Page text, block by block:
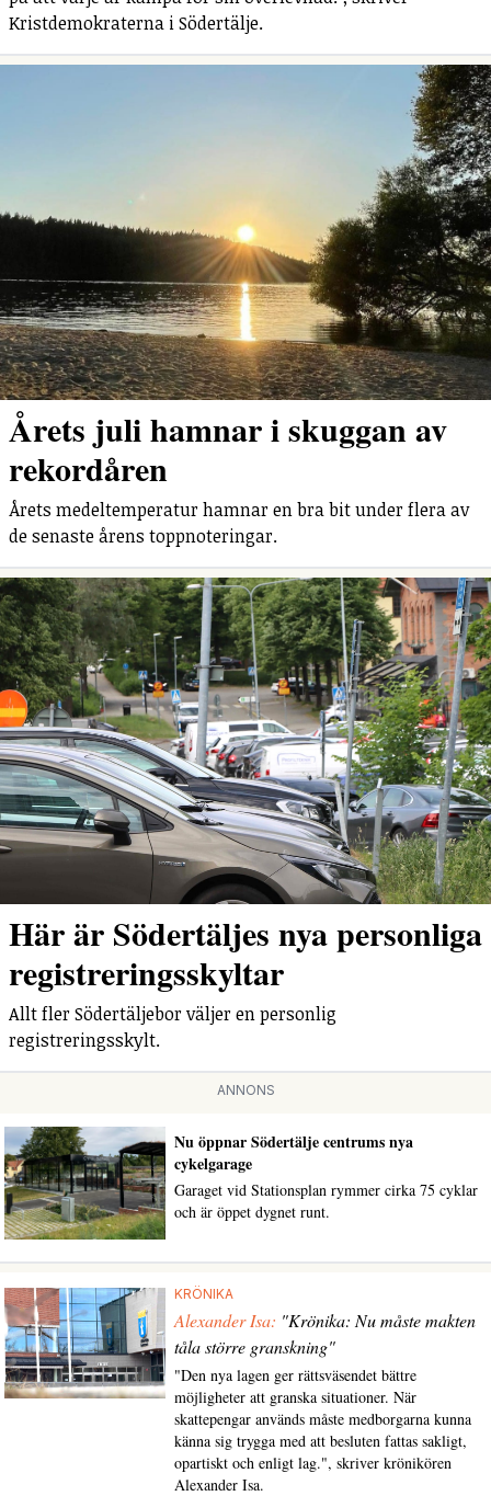
Kristdemokraterna i Södertälje.
Årets juli hamnar i skuggan av
rekordåren
Årets medeltemperatur hamnar en bra bit under flera av
de senaste årens toppnoteringar.
Här är Södertäljes nya personliga
registreringsskyltar
Allt fler Södertäljebor väljer en personlig
registreringsskylt.
ANNONS
Nu öppnar Södertälje centrums nya
cykelgarage
Garaget vid Stationsplan rymmer cirka 75 cyklar
och är öppet dygnet runt.
KRÖNIKA
Alexander Isa: "Krönika: Nu måste makten
tåla större granskning"
"Den nya lagen ger rättsväsendet bättre
möjligheter att granska situationer. När
skattepengar används måste medborgarna kunna
känna sig trygga med att besluten fattas sakligt,
opartiskt och enligt lag.", skriver krönikören
Alexander Isa.